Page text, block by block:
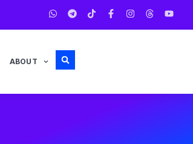
ABOUT